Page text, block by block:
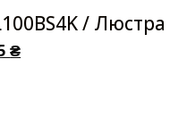
/ Люстра
₴